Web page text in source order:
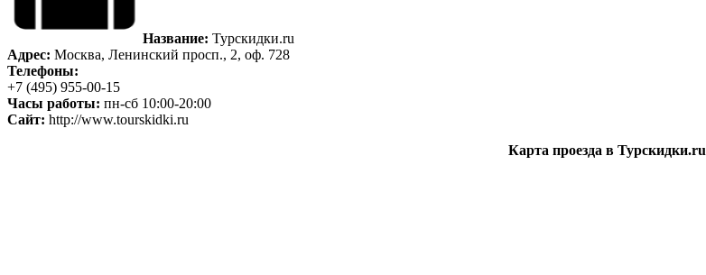
Название: Турскидки.ru
Адрес: Москва, Ленинский просп., 2, оф. 728
Телефоны:
+7 (495) 955-00-15
Часы работы: пн-сб 10:00-20:00
Сайт: http://www.tourskidki.ru
Карта проезда в Турскидки.ru